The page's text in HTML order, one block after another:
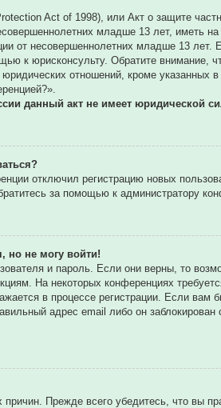
Act of 1998), или Акт о защите
младше 13 лет, иметь
от несовершеннолетних младше 13
к юрисконсульту. Обратите внимание,
отношений, кроме указанных
данный акт не имеет юридической
отключил регистрацию новых
за помощью к администратору
но не могу войти!
и пароль. Если они верны, то
На некоторых конференциях
в процессе регистрации. Если
адрес email либо он
Прежде всего убедитесь, что вы